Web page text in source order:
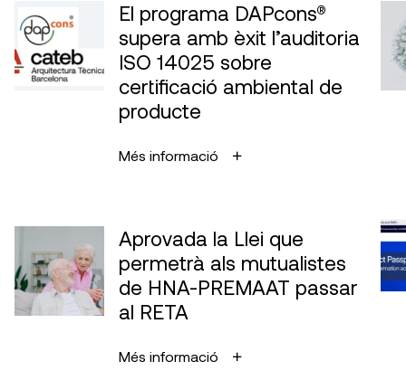
El programa DAPcons®
supera amb èxit l’auditoria
ISO 14025 sobre
certificació ambiental de
producte
Més informació
Aprovada la Llei que
permetrà als mutualistes
de HNA-PREMAAT passar
al RETA
Més informació